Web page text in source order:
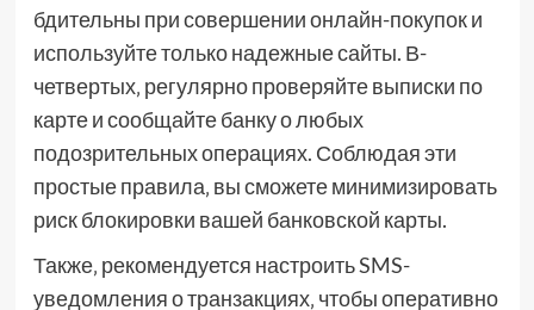
бдительны при совершении онлайн-покупок и
используйте только надежные сайты. В-
четвертых‚ регулярно проверяйте выписки по
карте и сообщайте банку о любых
подозрительных операциях. Соблюдая эти
простые правила‚ вы сможете минимизировать
риск блокировки вашей банковской карты.
Также‚ рекомендуется настроить SMS-
уведомления о транзакциях‚ чтобы оперативно